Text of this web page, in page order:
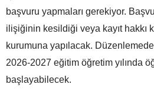
başvuru yapmaları gerekiyor.
ilişiğinin kesildiği veya kayıt hakkı
kurumuna yapılacak.
2026-2027 eğitim öğretim yılında
başlayabilecek.